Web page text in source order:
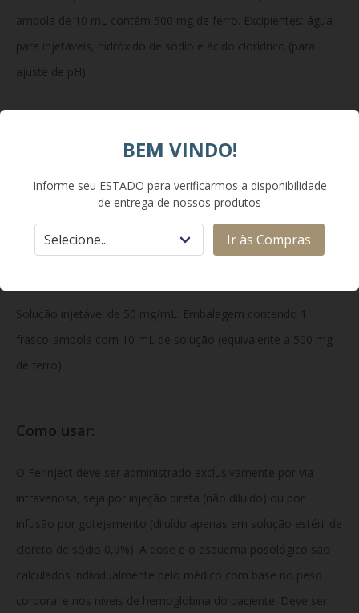
ampola de 10 mL contém 500 mg de ferro. Excipientes: água
para injetáveis, hidróxido de sódio e ácido clorídrico (para
ajuste de pH).
Preparações antianêmicas, ferro trivalente, preparações
parenterais de ferro.
Solução injetável de 50 mg/mL. Embalagem contendo 1
frasco-ampola com 10 mL de solução (equivalente a 500 mg
de ferro).
Como usar:
O Ferinject deve ser administrado exclusivamente por via
intravenosa, seja por injeção direta (não diluído) ou por
infusão por gotejamento (diluído apenas em solução estéril de
cloreto de sódio 0,9%). A dose e o esquema posológico são
calculados individualmente pelo médico com base no peso
corporal e nos níveis de hemoglobina do paciente. Deve ser
BEM VINDO!
Informe seu ESTADO para verificarmos a disponibilidade
de entrega de nossos produtos
Ir às Compras